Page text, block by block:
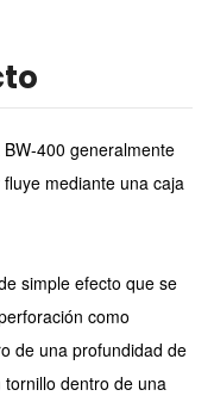
400 generalmente
mediante una caja
simple efecto que se
como
de una profundidad de
dentro de una